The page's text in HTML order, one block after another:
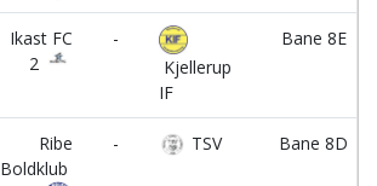
Ikast FC
2
-
Kjellerup
IF
Bane 8E
Ribe
Boldklub
- TSV Bane 8D